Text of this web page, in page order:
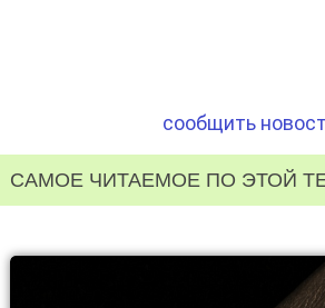
сообщить
САМОЕ ЧИТАЕМОЕ ПО ЭТОЙ